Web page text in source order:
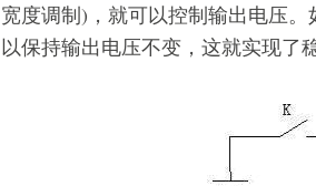
宽度调制)，就可以控制输出电压
以保持输出电压不变，这就实现了